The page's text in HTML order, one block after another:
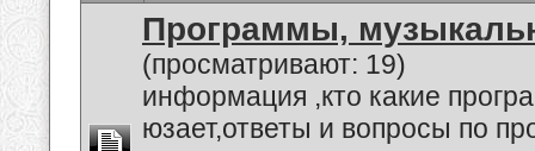
Программы,
(просматривают: 19)
информация ,кто какие
юзает,ответы и вопросы по